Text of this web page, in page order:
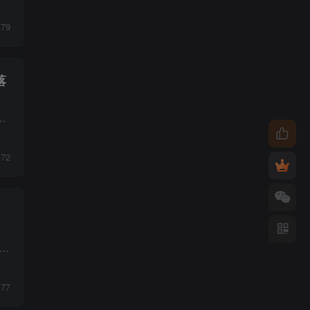
79
费降低ppc .mp4 │ 【第一期】【六维直通车玩法】11、三阶拖...
72
课程介绍 很多淘宝天猫商家在运营中都会陷入共性困境：同行持续通过付费工具截流，自身免费流量不断被蚕食，店铺访客规模持续萎缩；人群标签混乱模糊，精准客群流失，转化效率长期偏低；想借助...
77